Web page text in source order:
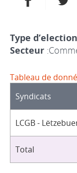
Type d’election
Secteur
Tableau de
Syndicats
LCGB -
Total